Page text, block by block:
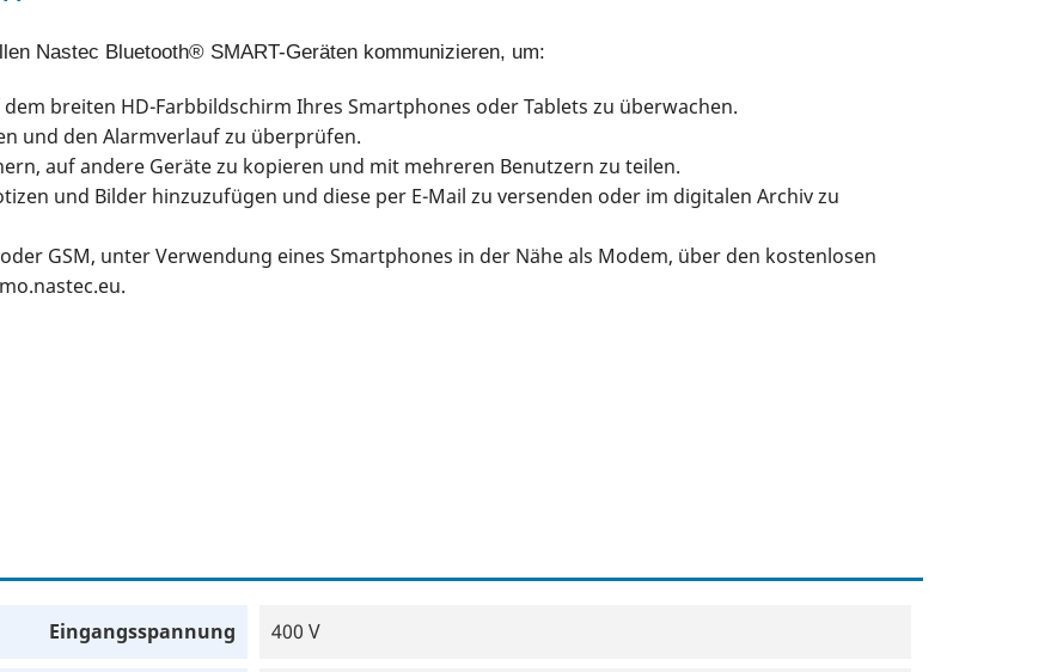
Nastec Bluetooth® SMART-Geräten kommunizieren, um:
breiten HD-Farbbildschirm Ihres Smartphones oder Tablets zu überwachen.
und den Alarmverlauf zu überprüfen.
auf andere Geräte zu kopieren und mit mehreren Benutzern zu teilen.
und Bilder hinzuzufügen und diese per E-Mail zu versenden oder im digitalen Archiv zu
GSM, unter Verwendung eines Smartphones in der Nähe als Modem, über den kostenlosen
Eingangsspannung 400 V